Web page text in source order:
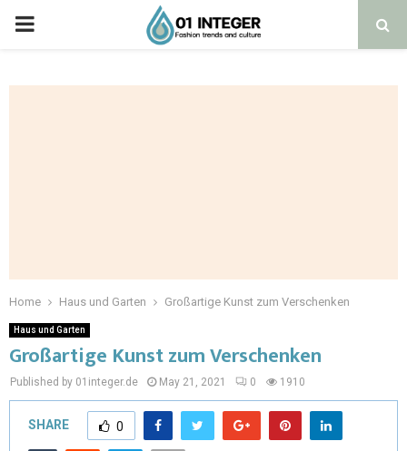
Home Haus und Garten Großartige Kunst zum Verschenken
Haus und Garten
Großartige Kunst zum Verschenken
Published by 01integer.de May 21, 2021 0 1910
SHARE 0